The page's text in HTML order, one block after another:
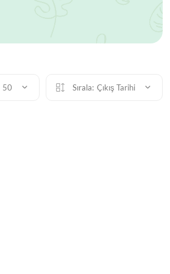
50 Sırala: Çıkış Tarihi